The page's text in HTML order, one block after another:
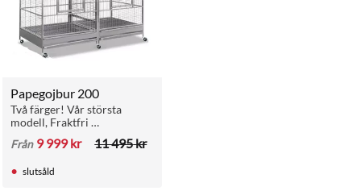
Papegojbur 200
Två färger! Vår största
modell, Fraktfri
Från 9 999kr 11 495kr
slutsåld